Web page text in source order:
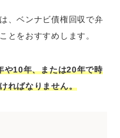
、ベンナビ債権回収で弁
とをおすすめします。
や10年、または20年で時
ればなりません。